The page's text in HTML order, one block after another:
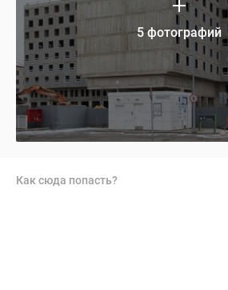
5 фотографий
Как сюда попасть?